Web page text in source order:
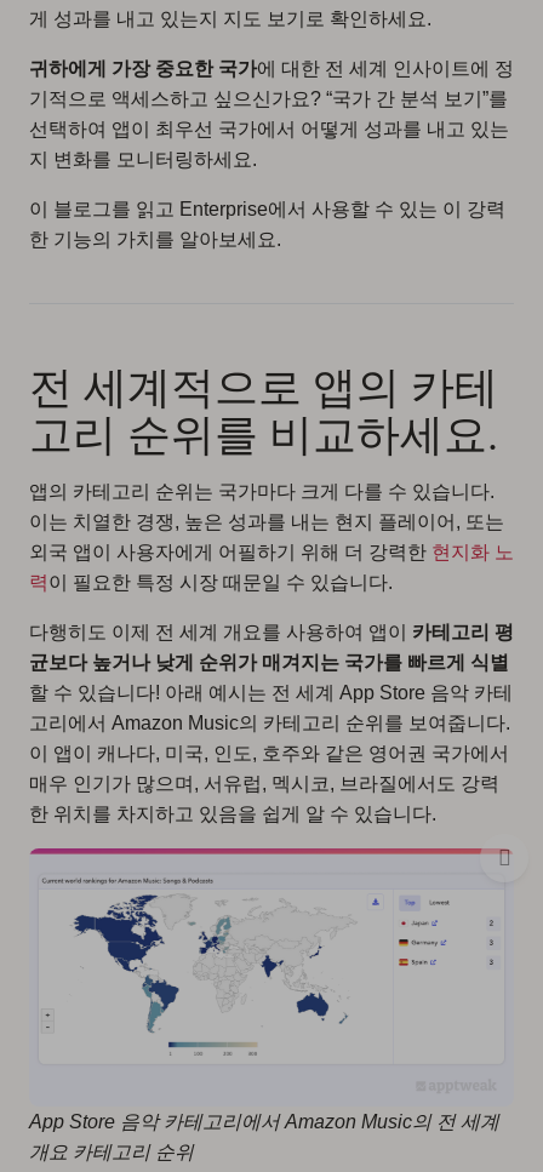
게 성과를 내고 있는지 지도 보기로 확인하세요.
귀하에게 가장 중요한 국가에 대한 전 세계 인사이트에 정
기적으로 액세스하고 싶으신가요? “국가 간 분석 보기”를
선택하여 앱이 최우선 국가에서 어떻게 성과를 내고 있는
지 변화를 모니터링하세요.
이 블로그를 읽고 Enterprise에서 사용할 수 있는 이 강력
한 기능의 가치를 알아보세요.
전 세계적으로 앱의 카테
고리 순위를 비교하세요.
앱의 카테고리 순위는 국가마다 크게 다를 수 있습니다.
이는 치열한 경쟁, 높은 성과를 내는 현지 플레이어, 또는
외국 앱이 사용자에게 어필하기 위해 더 강력한 현지화 노
력이 필요한 특정 시장 때문일 수 있습니다.
다행히도 이제 전 세계 개요를 사용하여 앱이 카테고리 평
균보다 높거나 낮게 순위가 매겨지는 국가를 빠르게 식별
할 수 있습니다! 아래 예시는 전 세계 App Store 음악 카테
고리에서 Amazon Music의 카테고리 순위를 보여줍니다.
이 앱이 캐나다, 미국, 인도, 호주와 같은 영어권 국가에서
매우 인기가 많으며, 서유럽, 멕시코, 브라질에서도 강력
한 위치를 차지하고 있음을 쉽게 알 수 있습니다.
App Store 음악 카테고리에서 Amazon Music의 전 세계
개요 카테고리 순위